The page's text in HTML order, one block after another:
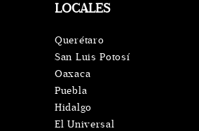
LOCALES
Querétaro
San Luis Potosí
Oaxaca
Puebla
Hidalgo
El Universal